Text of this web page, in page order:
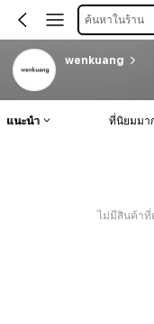
ค้นหาในร้าน
wenkuang
แนะนำ ที่นิยมมา
ไม่มีสินค้าที่